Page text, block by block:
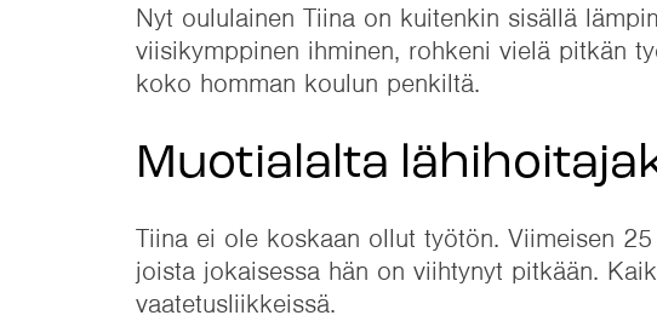
Nyt oululainen Tiina on kuitenkin sisällä
viisikymppinen ihminen, rohkeni vielä pitkän
koko homman koulun penkiltä.
Muotialalta
Tiina ei ole koskaan ollut työtön. Viimeisen
joista jokaisessa hän on viihtynyt pitkään.
vaatetusliikkeissä.